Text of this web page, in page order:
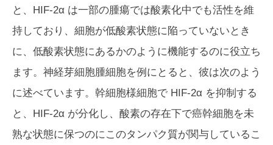
と、HIF-2α は一部の腫瘍では酸素化中でも活性を維
持しており、細胞が低酸素状態に陥っていないとき
に、低酸素状態にあるかのように機能するのに役立ち
ます。神経芽細胞腫細胞を例にとると、彼は次のよう
に述べています。幹細胞様細胞で HIF-2α を抑制する
と、HIF-2α が分化し、酸素の存在下で癌幹細胞を未
熟な状態に保つのにこのタンパク質が関与しているこ